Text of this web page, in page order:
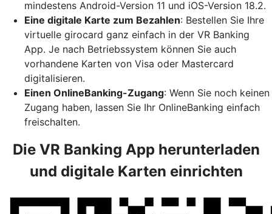
mindestens Android-Version 11 und iOS-Version 18.2.
Eine digitale Karte zum Bezahlen: Bestellen Sie Ihre
virtuelle girocard ganz einfach in der VR Banking
App. Je nach Betriebssystem können Sie auch
vorhandene Karten von Visa oder Mastercard
digitalisieren.
Einen OnlineBanking-Zugang: Wenn Sie noch keinen
Zugang haben, lassen Sie Ihr OnlineBanking einfach
freischalten.
Die VR Banking App herunterladen
und digitale Karten einrichten